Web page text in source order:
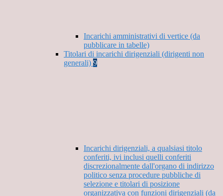
Incarichi amministrativi di vertice (da
pubblicare in tabelle)
Titolari di incarichi dirigenziali (dirigenti non
generali) 9
Incarichi dirigenziali, a qualsiasi titolo
conferiti, ivi inclusi quelli conferiti
discrezionalmente dall'organo di indirizzo
politico senza procedure pubbliche di
selezione e titolari di posizione
organizzativa con funzioni dirigenziali (da